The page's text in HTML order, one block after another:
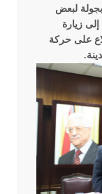
بجولة لبعض
إلى زيارة
على حركة